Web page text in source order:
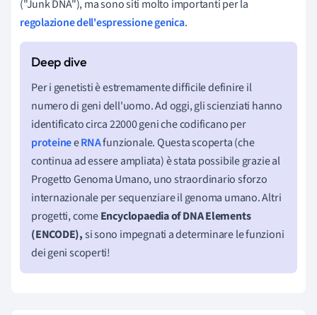
("Junk DNA"), ma sono siti molto importanti per la
regolazione dell'espressione genica.
Per i genetisti è estremamente difficile definire il
numero di geni dell'uomo. Ad oggi, gli scienziati hanno
identificato circa 22000 geni che codificano per
proteineeRNAfunzionale. Questa scoperta (che
continua ad essere ampliata) è stata possibile grazie al
Progetto Genoma Umano, uno straordinario sforzo
internazionale per sequenziare il genoma umano. Altri
progetti, comeEncyclopaedia of DNA Elements
(ENCODE),si sono impegnati a determinare le funzioni
dei geni scoperti!